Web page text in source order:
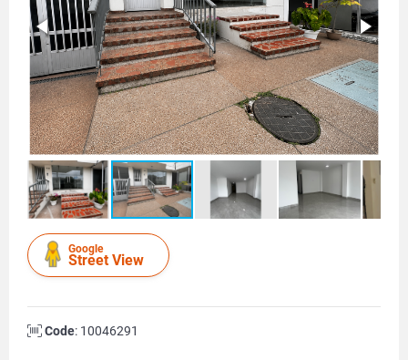
Google
Street View
Code: 10046291